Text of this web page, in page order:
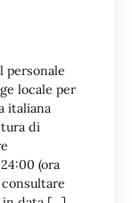
personale
locale per
italiana
di
(ora